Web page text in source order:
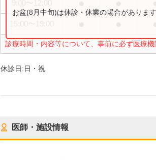
診療時間・内容等について、事前に必ず医療機
お盆(8月中旬)は休診・休業の場合がありま
休診日:日・祝
医師・施設情報